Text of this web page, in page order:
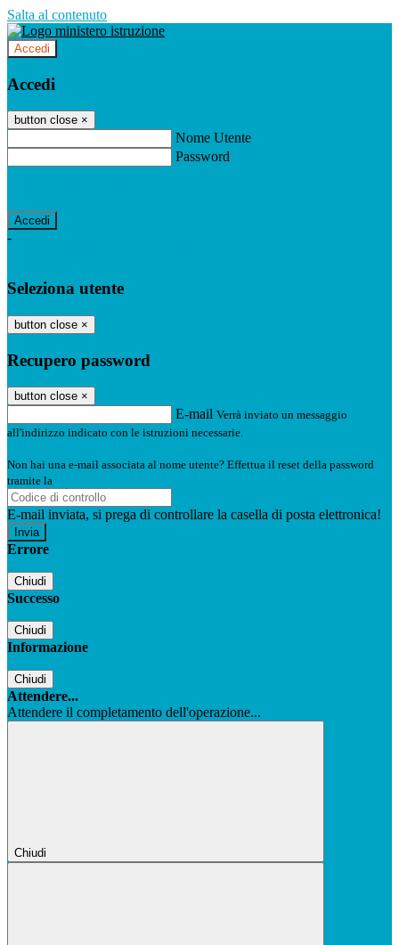
Salta al contenuto
Accedi
Accedi
button close ×
Nome Utente
Password
-
Seleziona utente
button close ×
Recupero password
button close ×
E-mail Verrà inviato un messaggio
all'indirizzo indicato con le istruzioni necessarie.
Non hai una e-mail associata al nome utente? Effettua il reset della password
tramite la
E-mail inviata, si prega di controllare la casella di posta elettronica!
Errore
Chiudi
Successo
Chiudi
Informazione
Chiudi
Attendere...
Attendere il completamento dell'operazione...
Chiudi